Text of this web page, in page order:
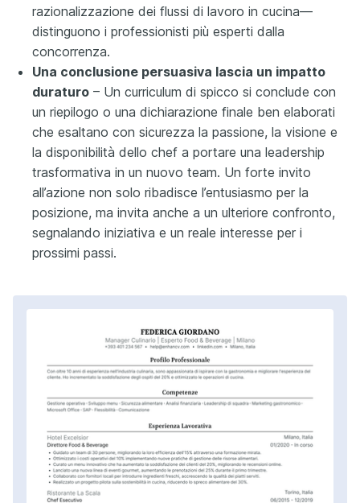
razionalizzazione dei flussi di lavoro in cucina—
distinguono i professionisti più esperti dalla
concorrenza.
Una conclusione persuasiva lascia un impatto
duraturo – Un curriculum di spicco si conclude con
un riepilogo o una dichiarazione finale ben elaborati
che esaltano con sicurezza la passione, la visione e
la disponibilità dello chef a portare una leadership
trasformativa in un nuovo team. Un forte invito
all’azione non solo ribadisce l’entusiasmo per la
posizione, ma invita anche a un ulteriore confronto,
segnalando iniziativa e un reale interesse per i
prossimi passi.